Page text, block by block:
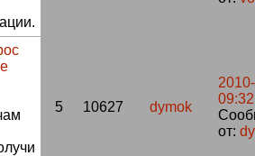
5 10627 dymok
09:32
от: